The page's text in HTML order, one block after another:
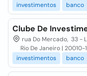
investimentos
banco
Clube De
rua Do Mercado, 33 -
Rio De Janeiro | 20010-
investimentos
banco